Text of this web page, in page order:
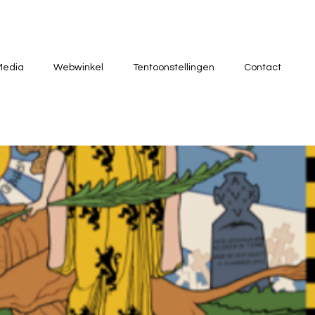
Webwinkel Tentoonstellingen Contact